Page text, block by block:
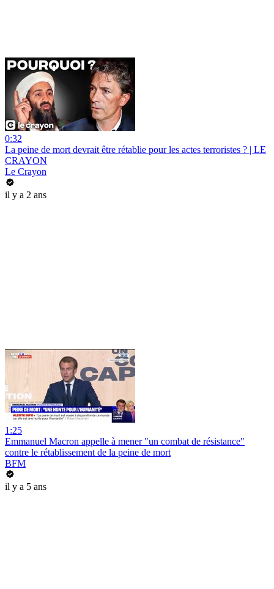
0:32
La peine de mort devrait être rétablie pour les actes terroristes ? | LE
CRAYON
Le Crayon
il y a 2 ans
1:25
Emmanuel Macron appelle à mener "un combat de résistance"
contre le rétablissement de la peine de mort
BFM
il y a 5 ans